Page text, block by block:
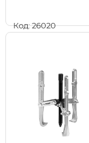
Код: 26020